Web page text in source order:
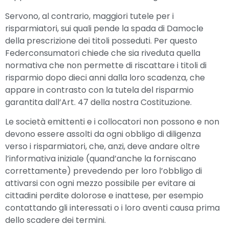
Servono, al contrario, maggiori tutele per i
risparmiatori, sui quali pende la spada di Damocle
della prescrizione dei titoli posseduti. Per questo
Federconsumatori chiede che sia riveduta quella
normativa che non permette di riscattare i titoli di
risparmio dopo dieci anni dalla loro scadenza, che
appare in contrasto con la tutela del risparmio
garantita dall’Art. 47 della nostra Costituzione.
Le società emittenti e i collocatori non possono e non
devono essere assolti da ogni obbligo di diligenza
verso i risparmiatori, che, anzi, deve andare oltre
l’informativa iniziale (quand’anche la forniscano
correttamente) prevedendo per loro l’obbligo di
attivarsi con ogni mezzo possibile per evitare ai
cittadini perdite dolorose e inattese, per esempio
contattando gli interessati o i loro aventi causa prima
dello scadere dei termini.